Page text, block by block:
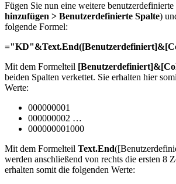
Fügen Sie nun eine weitere
hinzufügen > Benutzerdefinierte Spalte)
folgende Formel:
Mit dem Formelteil
beiden Spalten verkettet. Sie erhalten hier
Werte:
000000001
000000002 …
000000001000
Mit dem Formelteil Text.End
werden anschließend von rechts die ersten 8
erhalten somit die folgenden Werte: